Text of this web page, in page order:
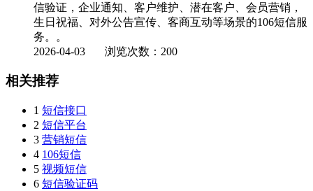
信验证，企业通知、客户维护、潜在客户、会员营销，
生日祝福、对外公告宣传、客商互动等场景的106短信服
务。。
2026-04-03 浏览次数：200
相关推荐
1 短信接口
2 短信平台
3 营销短信
4 106短信
5 视频短信
6 短信验证码